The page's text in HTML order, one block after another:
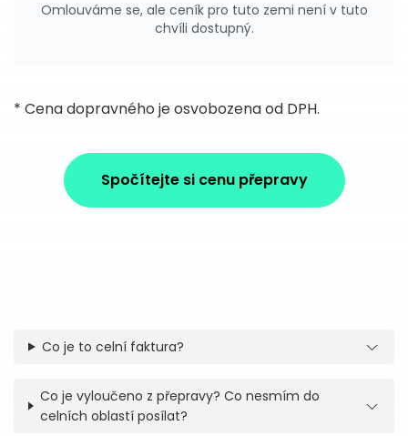
Omlouváme se, ale ceník pro tuto zemi není v tuto
chvíli dostupný.
* Cena dopravného je osvobozena od DPH.
Spočítejte si cenu přepravy
Co je to celní faktura?
Co je vyloučeno z přepravy? Co nesmím do
celních oblastí posílat?